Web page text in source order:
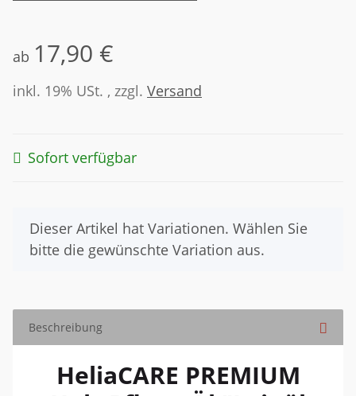
ab 17,90 €
inkl. 19% USt. , zzgl. Versand
Sofort verfügbar
x
Dieser Artikel hat Variationen. Wählen Sie
bitte die gewünschte Variation aus.
Beschreibung
HeliaCARE PREMIUM